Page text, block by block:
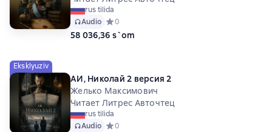
rus tilida
Audio Средний рейтинг 0 на основе 0 оценок
0
58 036,36 s`om
Eksklyuziv
АИ, Николай 2 версия 2
Желько Максимович
Читает Литрес Авточтец
rus tilida
Audio Средний рейтинг 0 на основе 0 оценок
0